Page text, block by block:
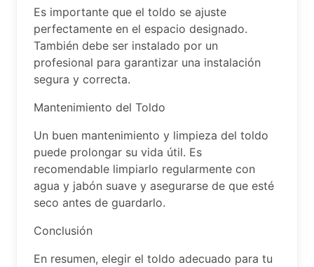
Es importante que el toldo se ajuste
perfectamente en el espacio designado.
También debe ser instalado por un
profesional para garantizar una instalación
segura y correcta.
Mantenimiento del Toldo
Un buen mantenimiento y limpieza del toldo
puede prolongar su vida útil. Es
recomendable limpiarlo regularmente con
agua y jabón suave y asegurarse de que esté
seco antes de guardarlo.
Conclusión
En resumen, elegir el toldo adecuado para tu